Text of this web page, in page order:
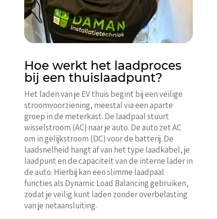
Hoe werkt het laadproces
bij een thuislaadpunt?
Het laden van je EV thuis begint bij een veilige
stroomvoorziening, meestal via een aparte
groep in de meterkast. De laadpaal stuurt
wisselstroom (AC) naar je auto. De auto zet AC
om in gelijkstroom (DC) voor de batterij. De
laadsnelheid hangt af van het type laadkabel, je
laadpunt en de capaciteit van de interne lader in
de auto. Hierbij kan een slimme laadpaal
functies als Dynamic Load Balancing gebruiken,
zodat je veilig kunt laden zonder overbelasting
van je netaansluiting.